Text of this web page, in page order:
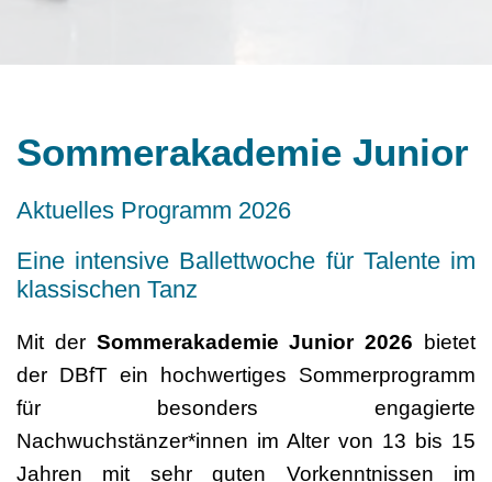
Sommerakademie Junior
Aktuelles Programm 2026
Eine intensive Ballettwoche für Talente im
klassischen Tanz
Mit der Sommerakademie Junior 2026 bietet
der DBfT ein hochwertiges Sommerprogramm
für besonders engagierte
Nachwuchstänzer*innen im Alter von 13 bis 15
Jahren mit sehr guten Vorkenntnissen im